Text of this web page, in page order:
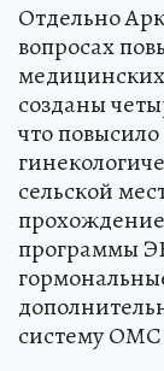
Отдельно
вопросах
медицинских
созданы
что
сельской
прохождение
программы
систему